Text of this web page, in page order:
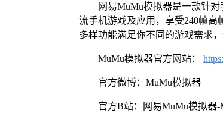
网易MuMu模拟器是一款针
流手机游戏及应用，享受240帧
多样功能满足你不同的游戏需求
MuMu模拟器官方网站：
官方微博：MuMu模拟器
官方B站：网易MuMu模拟器-